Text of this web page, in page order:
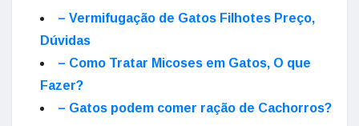
– Vermifugação de Gatos Filhotes Preço,
Dúvidas
– Como Tratar Micoses em Gatos, O que
Fazer?
– Gatos podem comer ração de Cachorros?